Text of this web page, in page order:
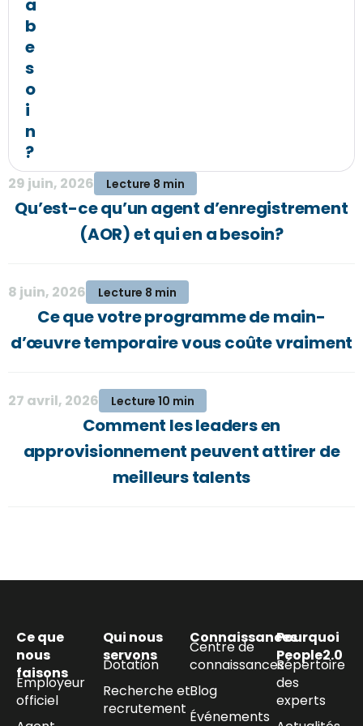
a
b
e
s
o
i
n
?
29 juin, 2026 Lecture 8 min
Qu’est-ce qu’un agent d’enregistrement
(AOR) et qui en a besoin?
8 juin, 2026 Lecture 8 min
Ce que votre programme de main-
d’œuvre temporaire vous coûte vraiment
27 avril, 2026 Lecture 10 min
Comment les leaders en
approvisionnement peuvent attirer de
meilleurs talents
Ce que
nous
faisons
Employeur
officiel
Qui nous
servons
Dotation
Recherche et
recrutement
Connaissances
Centre de
connaissances
Blog
Événements
Pourquoi
People2.0
Répertoire
des
experts